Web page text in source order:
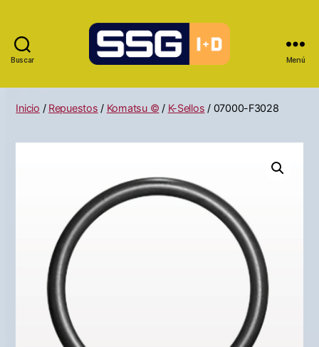
Buscar Menú
Inicio / Repuestos / Komatsu © / K-Sellos / 07000-F3028